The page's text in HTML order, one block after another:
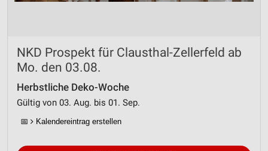
NKD Prospekt für Clausthal-Zellerfeld ab
Mo. den 03.08.
Herbstliche Deko-Woche
Gültig von 03. Aug. bis 01. Sep.
📅 Kalendereintrag erstellen